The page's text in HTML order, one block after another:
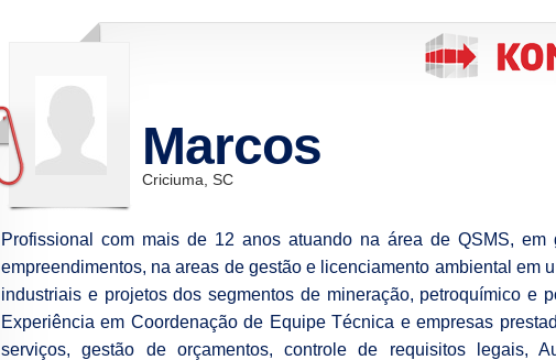
Marcos
Criciuma, SC
Profissional com mais de 12 anos atuando na área de QSMS, em
empreendimentos, na areas de gestão e licenciamento ambiental em
industriais e projetos dos segmentos de mineração, petroquímico e
Experiência em Coordenação de Equipe Técnica e empresas
serviços, gestão de orçamentos, controle de requisitos legais,